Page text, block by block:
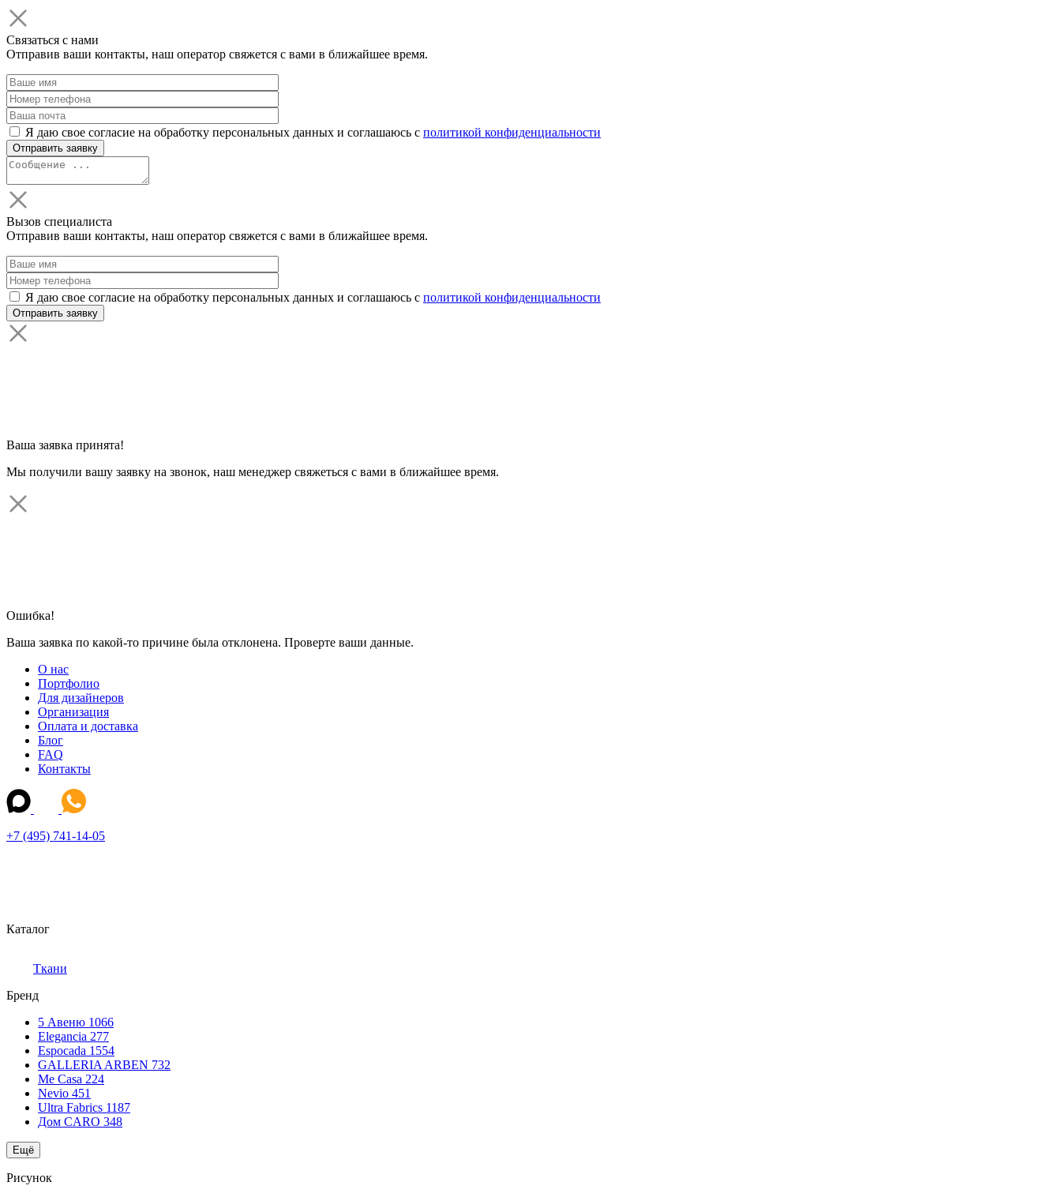
Связаться с нами
Отправив ваши контакты, наш оператор свяжется с вами в ближайшее время.
Я даю свое согласие на обработку персональных данных и соглашаюсь с политикой конфиденциальности
Вызов специалиста
Отправив ваши контакты, наш оператор свяжется с вами в ближайшее время.
Я даю свое согласие на обработку персональных данных и соглашаюсь с политикой конфиденциальности
Ваша заявка принята!
Мы получили вашу заявку на звонок, наш менеджер свяжеться с вами в ближайшее время.
Ошибка!
Ваша заявка по какой-то причине была отклонена. Проверте ваши данные.
О нас
Портфолио
Для дизайнеров
Организация
Оплата и доставка
Блог
FAQ
Контакты
+7 (495) 741-14-05
Каталог
Ткани
Бренд
5 Авеню 1066
Elegancia 277
Espocada 1554
GALLERIA ARBEN 732
Me Casa 224
Nevio 451
Ultra Fabrics 1187
Дом CARO 348
Ещё
Рисунок